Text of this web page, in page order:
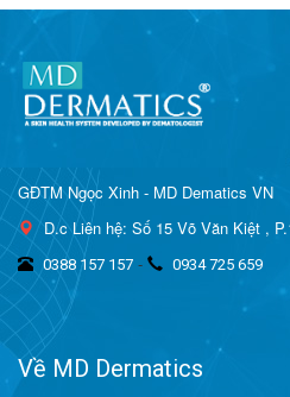
GĐTM Ngọc Xinh - MD Dematics VN
D.c Liên hệ: Số 15 Võ Văn Kiệt ,
0388 157 157 - 0934 725 659
Về MD Dermatics